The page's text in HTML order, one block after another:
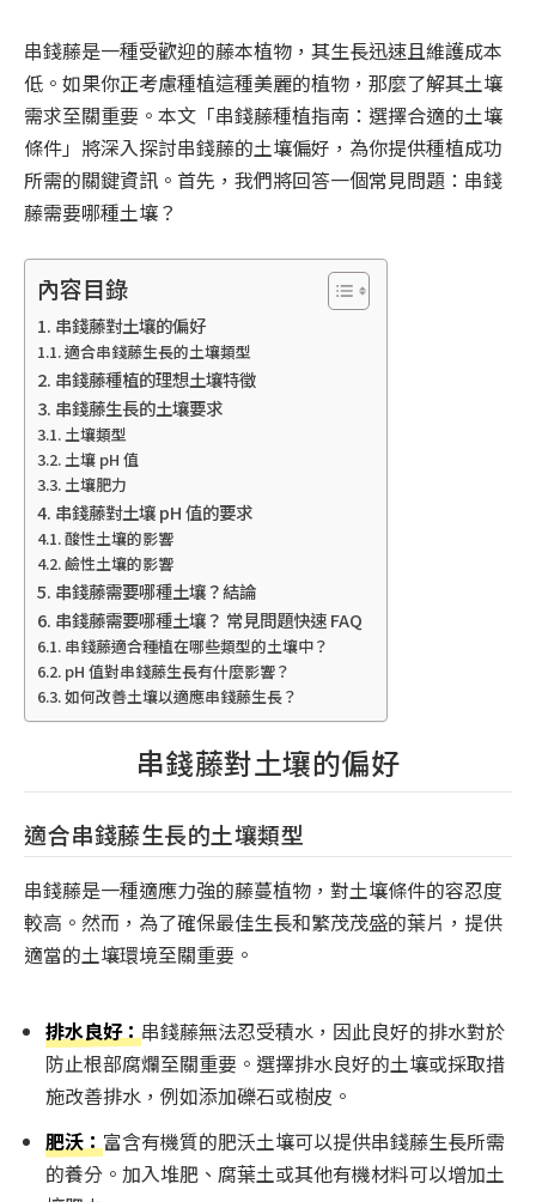
串錢藤是一種受歡迎的藤本植物，其生長迅速且維護成本
低。如果你正考慮種植這種美麗的植物，那麼了解其土壤
需求至關重要。本文「串錢藤種植指南：選擇合適的土壤
條件」將深入探討串錢藤的土壤偏好，為你提供種植成功
所需的關鍵資訊。首先，我們將回答一個常見問題：串錢
藤需要哪種土壤？
內容目錄
串錢藤對土壤的偏好
適合串錢藤生長的土壤類型
串錢藤種植的理想土壤特徵
串錢藤生長的土壤要求
土壤類型
土壤 pH 值
土壤肥力
串錢藤對土壤 pH 值的要求
酸性土壤的影響
鹼性土壤的影響
串錢藤需要哪種土壤？結論
串錢藤需要哪種土壤？ 常見問題快速 FAQ
串錢藤適合種植在哪些類型的土壤中？
pH 值對串錢藤生長有什麼影響？
如何改善土壤以適應串錢藤生長？
串錢藤對土壤的偏好
適合串錢藤生長的土壤類型
串錢藤是一種適應力強的藤蔓植物，對土壤條件的容忍度
較高。然而，為了確保最佳生長和繁茂茂盛的葉片，提供
適當的土壤環境至關重要。
排水良好：串錢藤無法忍受積水，因此良好的排水對於
防止根部腐爛至關重要。選擇排水良好的土壤或採取措
施改善排水，例如添加礫石或樹皮。
肥沃：富含有機質的肥沃土壤可以提供串錢藤生長所需
的養分。加入堆肥、腐葉土或其他有機材料可以增加土